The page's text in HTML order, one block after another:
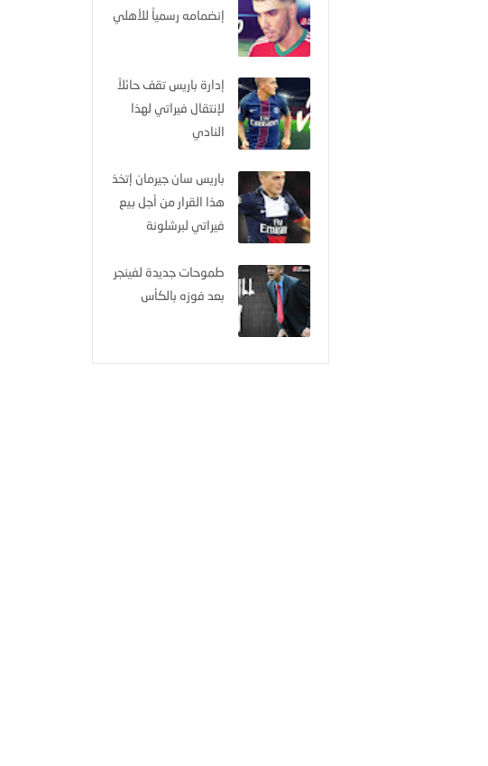
إنضمامه رسمياً للأهلي
إدارة باريس تقف حائلاً
لإنتقال فيراتي لهذا
النادي
باريس سان جيرمان إتخذ
هذا القرار من أجل بيع
فيراتي لبرشلونة
طموحات جديدة لفينجر
بعد فوزه بالكأس